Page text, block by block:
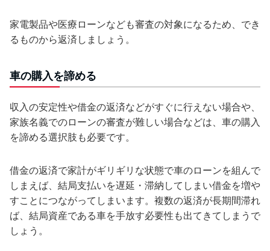
家電製品や医療ローンなども審査の対象になるため、でき
るものから返済しましょう。
車の購入を諦める
収入の安定性や借金の返済などがすぐに行えない場合や、
家族名義でのローンの審査が難しい場合などは、車の購入
を諦める選択肢も必要です。
借金の返済で家計がギリギリな状態で車のローンを組んで
しまえば、結局支払いを遅延・滞納してしまい借金を増や
すことにつながってしまいます。複数の返済が長期間滞れ
ば、結局資産である車を手放す必要性も出てきてしまうで
しょう。